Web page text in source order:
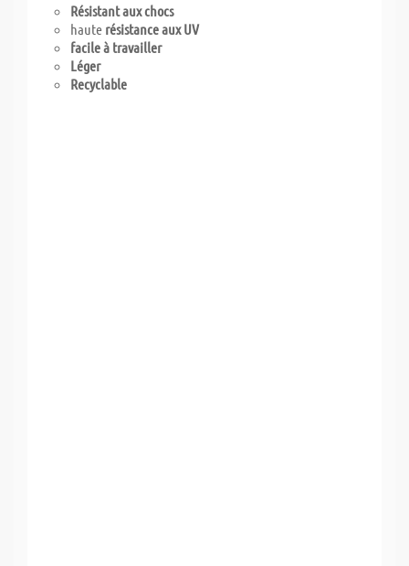
Résistant aux chocs
haute résistance aux UV
facile à travailler
Léger
Recyclable